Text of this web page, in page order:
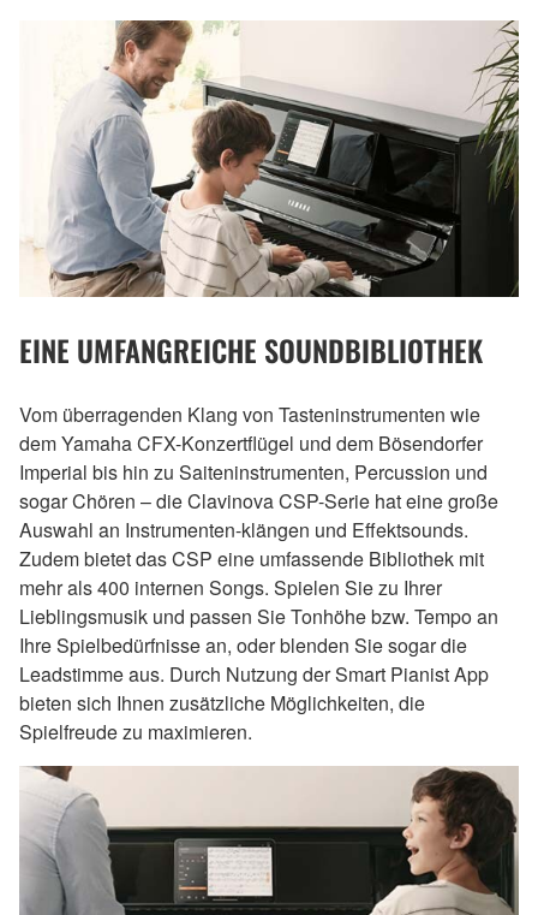
EINE UMFANGREICHE SOUNDBIBLIOTHEK
Vom überragenden Klang von Tasteninstrumenten wie
dem Yamaha CFX-Konzertflügel und dem Bösendorfer
Imperial bis hin zu Saiteninstrumenten, Percussion und
sogar Chören – die Clavinova CSP-Serie hat eine große
Auswahl an Instrumenten-klängen und Effektsounds.
Zudem bietet das CSP eine umfassende Bibliothek mit
mehr als 400 internen Songs. Spielen Sie zu Ihrer
Lieblingsmusik und passen Sie Tonhöhe bzw. Tempo an
Ihre Spielbedürfnisse an, oder blenden Sie sogar die
Leadstimme aus. Durch Nutzung der Smart Pianist App
bieten sich Ihnen zusätzliche Möglichkeiten, die
Spielfreude zu maximieren.